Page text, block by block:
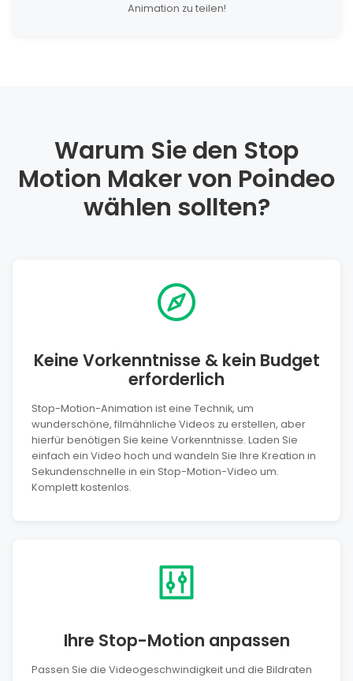
Animation zu teilen!
Warum Sie den Stop
Motion Maker von Poindeo
wählen sollten?
Keine Vorkenntnisse & kein Budget
erforderlich
Stop-Motion-Animation ist eine Technik, um
wunderschöne, filmähnliche Videos zu erstellen, aber
hierfür benötigen Sie keine Vorkenntnisse. Laden Sie
einfach ein Video hoch und wandeln Sie Ihre Kreation in
Sekundenschnelle in ein Stop-Motion-Video um.
Komplett kostenlos.
Ihre Stop-Motion anpassen
Passen Sie die Videogeschwindigkeit und die Bildraten